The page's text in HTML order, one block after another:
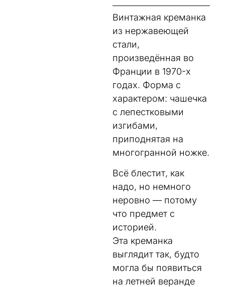
Винтажная креманка
из нержавеющей
стали,
произведённая во
Франции в 1970-х
годах. Форма с
характером: чашечка
с лепестковыми
изгибами,
приподнятая на
многогранной ножке.
Всё блестит, как
надо, но немного
неровно — потому
что предмет с
историей.
Эта креманка
выглядит так, будто
могла бы появиться
на летней веранде